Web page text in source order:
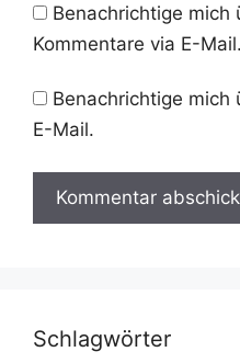
Benachrichtige mich
Kommentare via E-Mail.
Benachrichtige mich
E-Mail.
Schlagwörter